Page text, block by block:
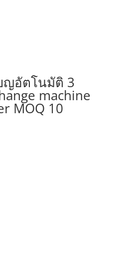
ญอัตโนมัติ 3
machine
MOQ 10